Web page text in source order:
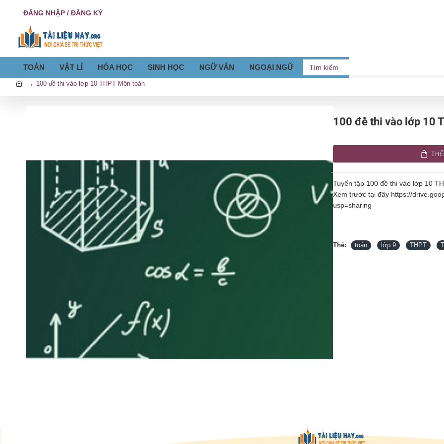
ĐĂNG NHẬP / ĐĂNG KÝ
TOÁN VẬT LÍ HÓA HỌC SINH HỌC NGỮ VĂN NGOẠI NGỮ
Tìm
100 đề thi vào lớp 10 THPT Môn toán
100 đề thi vào lớp 10
Tuyển tập 100 đề thi vào lớp 10
Xem trước tại đây https://
usp=sharing
Thẻ: toán lớp 9 THPT